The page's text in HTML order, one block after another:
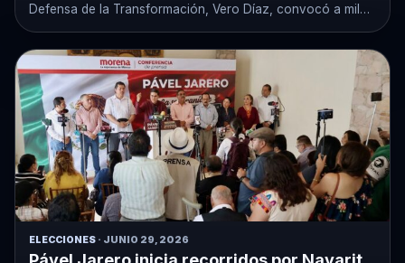
Defensa de la Transformación, Vero Díaz, convocó a miles
ELECCIONES · JUNIO 29, 2026